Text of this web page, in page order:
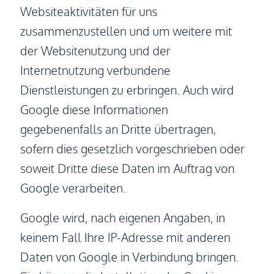
Websiteaktivitäten für uns
zusammenzustellen und um weitere mit
der Websitenutzung und der
Internetnutzung verbundene
Dienstleistungen zu erbringen. Auch wird
Google diese Informationen
gegebenenfalls an Dritte übertragen,
sofern dies gesetzlich vorgeschrieben oder
soweit Dritte diese Daten im Auftrag von
Google verarbeiten.
Google wird, nach eigenen Angaben, in
keinem Fall Ihre IP-Adresse mit anderen
Daten von Google in Verbindung bringen.